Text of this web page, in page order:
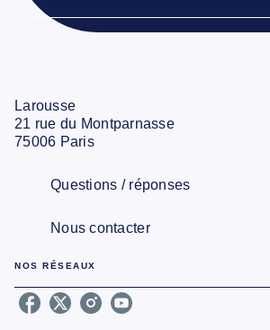
Larousse
21 rue du Montparnasse
75006 Paris
Questions / réponses
Nous contacter
NOS RÉSEAUX